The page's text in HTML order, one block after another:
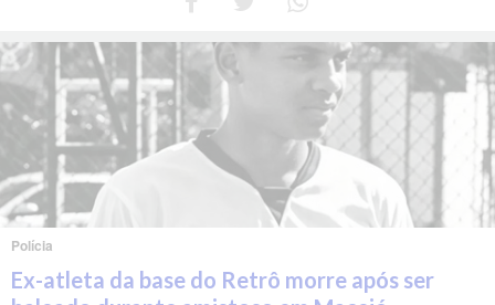
Polícia
Ex-atleta da base do Retrô morre após ser